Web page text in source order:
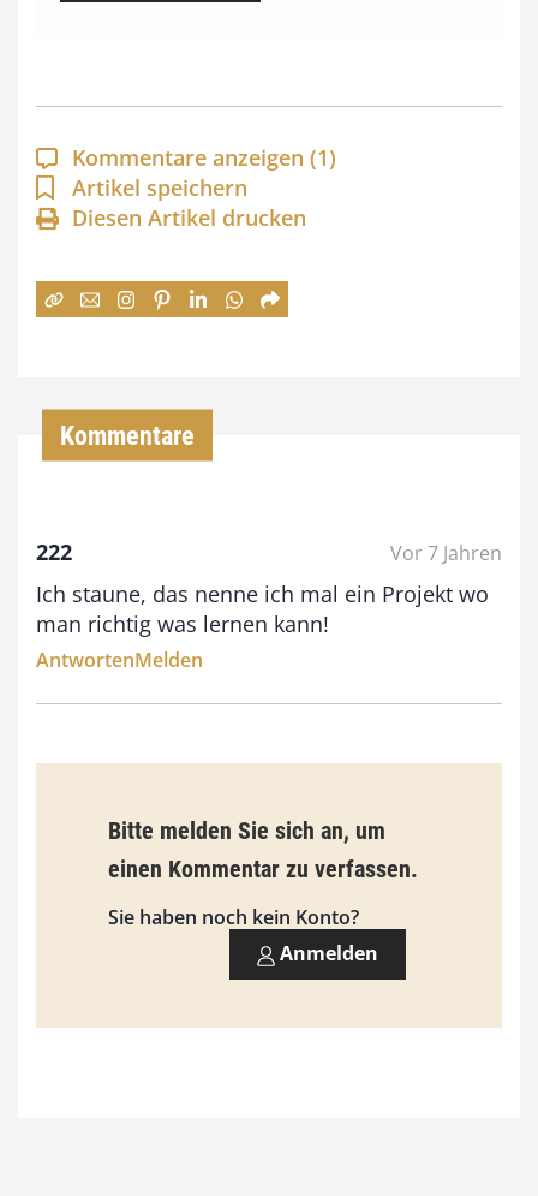
p
a
n
n
:
b
3
0
0
Kommentare anzeigen (1)
Artikel speichern
Diesen Artikel drucken
Kommentare
222 Vor 7 Jahren
Ich staune, das nenne ich mal ein Projekt wo
man richtig was lernen kann!
AntwortenMelden
Bitte melden Sie sich an, um
einen Kommentar zu verfassen.
Sie haben noch kein Konto?
Anmelden